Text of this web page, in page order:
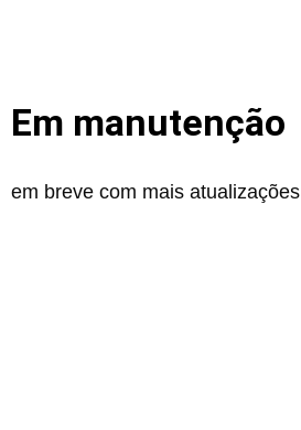
Em manutenção
em breve com mais atualizações